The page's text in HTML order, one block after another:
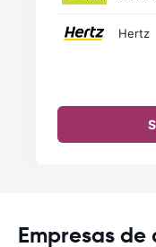
Hertz
Empresas